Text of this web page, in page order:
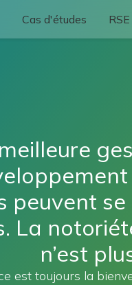
Cas d'études RSE
peuvent
La
n’est
est toujours la